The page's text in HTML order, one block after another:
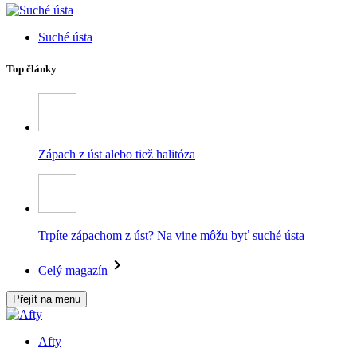
Suché ústa
Top články
Zápach z úst alebo tiež halitóza
Trpíte zápachom z úst? Na vine môžu byť suché ústa
Celý magazín
Přejít na menu
Afty